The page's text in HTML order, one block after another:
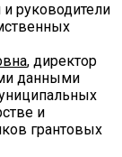
руководители
, директор
данными
и
грантовых